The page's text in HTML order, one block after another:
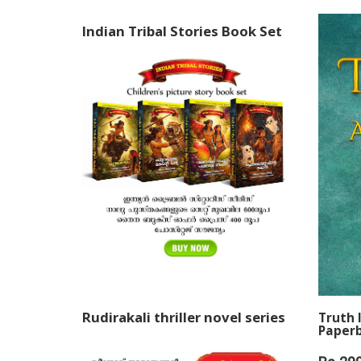
Vinod
വക
Truth
Indian Tribal Stories Book Set
Rudirakali thriller novel series